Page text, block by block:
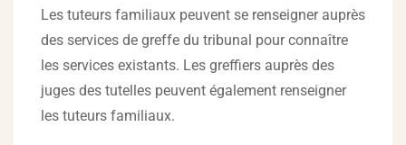
Les tuteurs familiaux peuvent se renseigner auprès
des services de greffe du tribunal pour connaître
les services existants. Les greffiers auprès des
juges des tutelles peuvent également renseigner
les tuteurs familiaux.